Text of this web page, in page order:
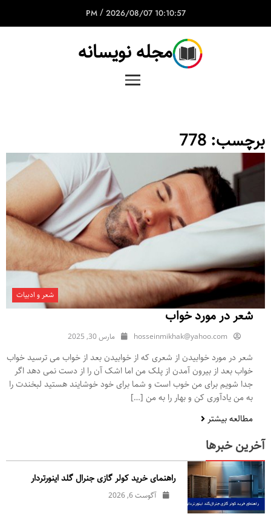
10:10:57 PM
/ 2026/08/07
مجله نویسانه
برچسب: 778
شعر و ادبیات
شعر در مورد خواب
hosseinmikhak@yahoo.com مارس 30, 2025
شعر در مورد خوابیدن از شعری که از خوابیدن بعد از خواب می ترسید خواب
خواب بعد از بیرون آمدن از پلک من اما اشک آن را از دست نمی دهد اگر
جدا شویم برای من خوب است و شما برای خود خوشایند هستید لبخندت را
به من یادآوری کن و بهار را به من […]
مطالعه بیشتر
آخرین خبرها
راهنمای خرید کولر گازی جنرال‌ گلد اینورتر‌دار
آگوست 6, 2026